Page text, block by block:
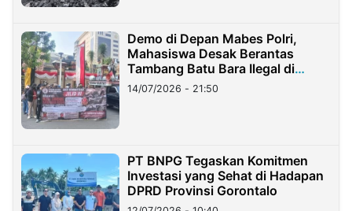
Demo di Depan Mabes Polri,
Mahasiswa Desak Berantas
Tambang Batu Bara Ilegal di
Lampung
14/07/2026 - 21:50
PT BNPG Tegaskan Komitmen
Investasi yang Sehat di Hadapan
DPRD Provinsi Gorontalo